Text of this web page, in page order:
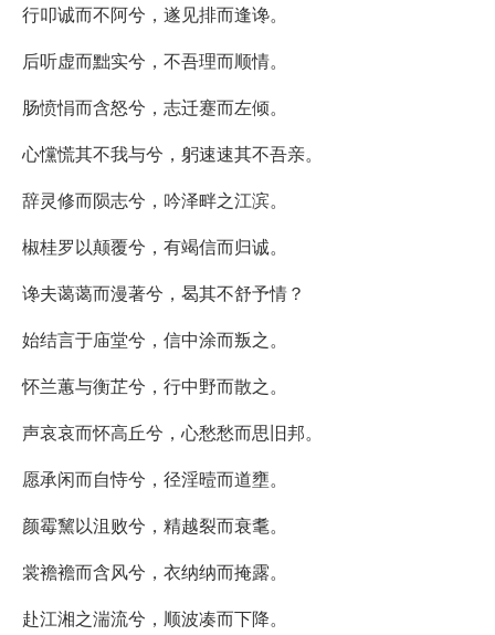
行叩诚而不阿兮，遂见排而逢谗。
后听虚而黜实兮，不吾理而顺情。
肠愤悁而含怒兮，志迁蹇而左倾。
心戃慌其不我与兮，躬速速其不吾亲。
辞灵修而陨志兮，吟泽畔之江滨。
椒桂罗以颠覆兮，有竭信而归诚。
谗夫蔼蔼而漫著兮，曷其不舒予情？
始结言于庙堂兮，信中涂而叛之。
怀兰蕙与衡芷兮，行中野而散之。
声哀哀而怀高丘兮，心愁愁而思旧邦。
愿承闲而自恃兮，径淫曀而道壅。
颜霉黧以沮败兮，精越裂而衰耄。
裳襜襜而含风兮，衣纳纳而掩露。
赴江湘之湍流兮，顺波凑而下降。